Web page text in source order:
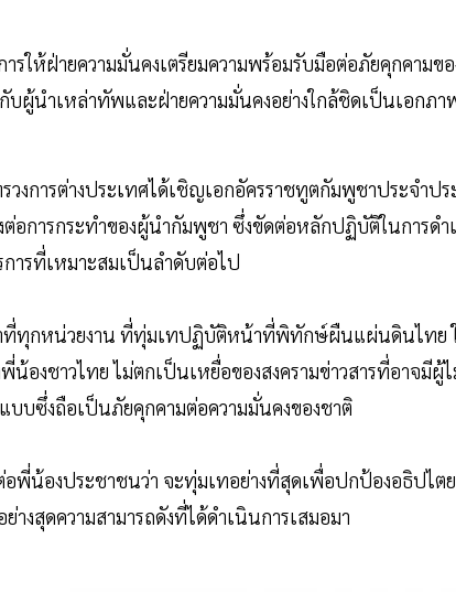
ารให้ฝ่ายความมั่นคงเตรียมความพร้อมรับมือต่อภัยคุกคาม
ผู้นำเหล่าทัพและฝ่ายความมั่นคงอย่างใกล้ชิดเป็นเอกภา
วงการต่างประเทศได้เชิญเอกอัครราชทูตกัมพูชาประจำป
ต่อการกระทำของผู้นำกัมพูชา ซึ่งขัดต่อหลักปฏิบัติในการ
ารที่เหมาะสมเป็นลำดับต่อไป
ทุกหน่วยงาน ที่ทุ่มเทปฏิบัติหน้าที่พิทักษ์ผืนแผ่นดินไทย
น้องชาวไทย ไม่ตกเป็นเหยื่อของสงครามข่าวสารที่อาจมีผู้
บซึ่งถือเป็นภัยคุกคามต่อความมั่นคงของชาติ
พี่น้องประชาชนว่า จะทุ่มเทอย่างที่สุดเพื่อปกป้องอธิปไต
างสุดความสามารถดังที่ได้ดำเนินการเสมอมา